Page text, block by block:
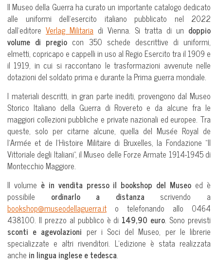
Il Museo della Guerra ha curato un importante catalogo dedicato
alle uniformi dell’esercito italiano pubblicato nel 2022
dall’editore Verlag Militaria di Vienna. Si tratta di un doppio
volume di pregio con 350 schede descrittive di uniformi,
elmetti, copricapo e cappelli in uso al Regio Esercito tra il 1909 e
il 1919, in cui si raccontano le trasformazioni avvenute nelle
dotazioni del soldato prima e durante la Prima guerra mondiale.
I materiali descritti, in gran parte inediti, provengono dal Museo
Storico Italiano della Guerra di Rovereto e da alcune fra le
maggiori collezioni pubbliche e private nazionali ed europee. Tra
queste, solo per citarne alcune, quella del Musée Royal de
l’Armée et de l’Histoire Militaire di Bruxelles, la Fondazione “Il
Vittoriale degli Italiani”, il Museo delle Forze Armate 1914-1945 di
Montecchio Maggiore.
Il volume è in vendita presso il bookshop del Museo ed è
possibile ordinarlo a distanza scrivendo a
bookshop@museodellaguerra.it o telefonando allo 0464
438100. Il prezzo al pubblico è di 149,90 euro. Sono previsti
sconti e agevolazioni per i Soci del Museo, per le librerie
specializzate e altri rivenditori. L’edizione è stata realizzata
anche in lingua inglese e tedesca.